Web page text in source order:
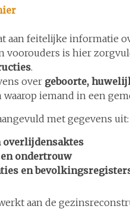
aan feitelijke informatie
voorouders is hier
.
over geboorte,
iemand in een
met gegevens uit:
overlijdensaktes
ondertrouw
en
aan de